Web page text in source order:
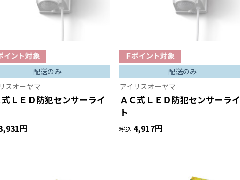
配送のみ
スオーヤマ
ＬＥＤ防犯センサーライ
円
配送のみ
アイリスオーヤマ
ＡＣ式ＬＥＤ防犯センサーライ
ト
税込 4,917円